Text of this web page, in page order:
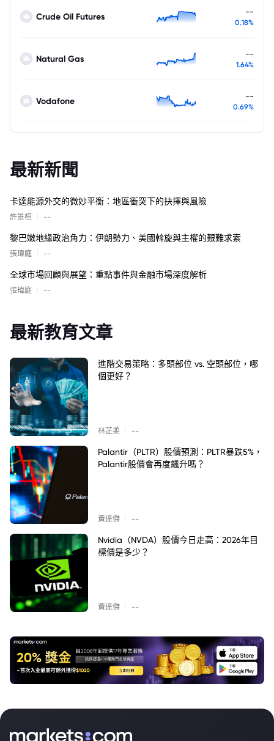
Crude Oil Futures --
0.18%
Natural Gas --
1.64%
Vodafone --
0.69%
最新新聞
卡達能源外交的微妙平衡：地區衝突下的抉擇與風險
許景桓 --
黎巴嫩地緣政治角力：伊朗勢力、美國斡旋與主權的艱難求索
張瑋庭 --
全球市場回顧與展望：重點事件與金融市場深度解析
張瑋庭 --
最新教育文章
進階交易策略：多頭部位 vs. 空頭部位，哪
個更好？
林芷柔 --
Palantir（PLTR）股價預測：PLTR暴跌5%，
Palantir股價會再度飆升嗎？
黃達傑 --
Nvidia（NVDA）股價今日走高：2026年目
標價是多少？
黃達傑 --